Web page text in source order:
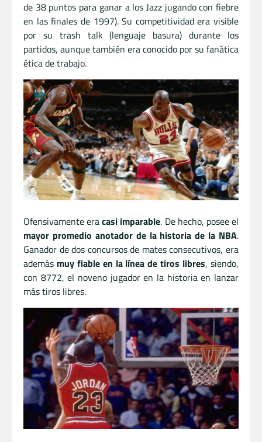
de 38 puntos para ganar a los Jazz jugando con fiebre
en las finales de 1997). Su competitividad era visible
por su trash talk (lenguaje basura) durante los
partidos, aunque también era conocido por su fanática
ética de trabajo.
Ofensivamente eracasi imparable. De hecho, posee el
mayor promedio anotador de la historia de la NBA.
Ganador de dos concursos de mates consecutivos, era
además muy fiable en la línea de tiros libres, siendo,
con 8772, el noveno jugador en la historia en lanzar
más tiros libres.